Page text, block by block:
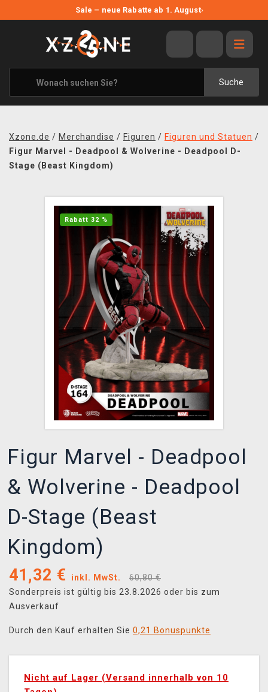
Sale – neue Rabatte ab 1. August›
Suche
ANGEBOTE
ALLE MARKEN
XZONE ORIGINALS
KLEIDUNG & ACCESSOIRES
BÜCHER & COMICS
XZONE CLUB
Xzone.de / Merchandise / Figuren / Figuren und Statuen /
Figur Marvel - Deadpool & Wolverine - Deadpool D-
Stage (Beast Kingdom)
Rabatt 32 %
Figur Marvel - Deadpool
& Wolverine - Deadpool
D-Stage (Beast
Kingdom)
41,32 € inkl. MwSt.
60,80 €
Sonderpreis ist gültig bis 23.8.2026 oder bis zum
Ausverkauf
Durch den Kauf erhalten Sie 0,21 Bonuspunkte
Nicht auf Lager (Versand innerhalb von 10